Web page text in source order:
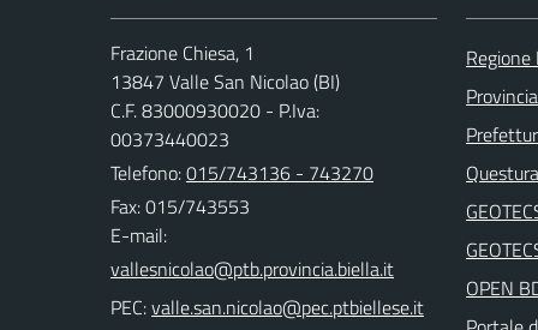
Frazione Chiesa, 1
13847 Valle San Nicolao (BI)
C.F. 83000930020 - P.Iva:
00373440023
Telefono:015/743136 - 743270
Fax: 015/743553
E-mail:
PEC:
OPEN